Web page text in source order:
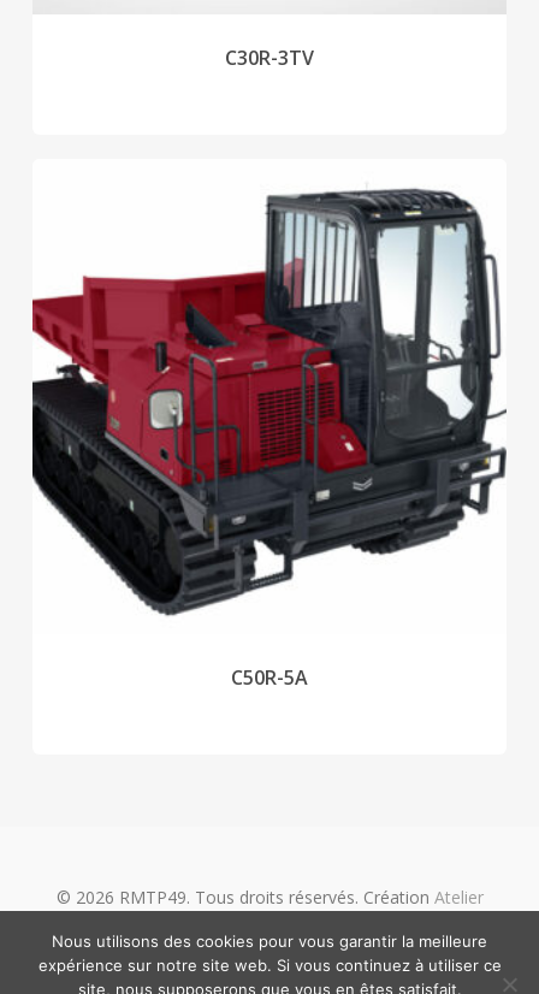
C30R-3TV
C50R-5A
© 2026 RMTP49. Tous droits réservés. Création Atelier
facebooklinkedin phone email
Nous utilisons des cookies pour vous garantir la meilleure
expérience sur notre site web. Si vous continuez à utiliser ce
site, nous supposerons que vous en êtes satisfait.